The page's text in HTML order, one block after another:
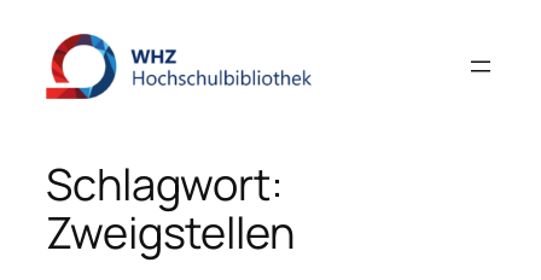
Inhalt
springen
Schlagwort:
Zweigstellen